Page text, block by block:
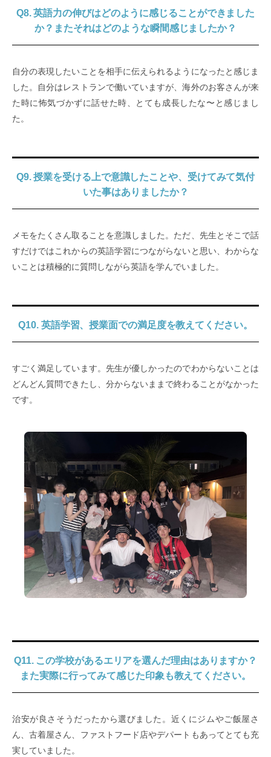
Q8. 英語力の伸びはどのように感じることができました
か？またそれはどのような瞬間感じましたか？
自分の表現したいことを相手に伝えられるようになったと感じま
した。自分はレストランで働いていますが、海外のお客さんが来
た時に怖気づかずに話せた時、とても成長したな〜と感じまし
た。
Q9. 授業を受ける上で意識したことや、受けてみて気付
いた事はありましたか？
メモをたくさん取ることを意識しました。ただ、先生とそこで話
すだけではこれからの英語学習につながらないと思い、わからな
いことは積極的に質問しながら英語を学んでいました。
Q10. 英語学習、授業面での満足度を教えてください。
すごく満足しています。先生が優しかったのでわからないことは
どんどん質問できたし、分からないままで終わることがなかった
です。
Q11. この学校があるエリアを選んだ理由はありますか？
また実際に行ってみて感じた印象も教えてください。
治安が良さそうだったから選びました。近くにジムやご飯屋さ
ん、古着屋さん、ファストフード店やデパートもあってとても充
実していました。